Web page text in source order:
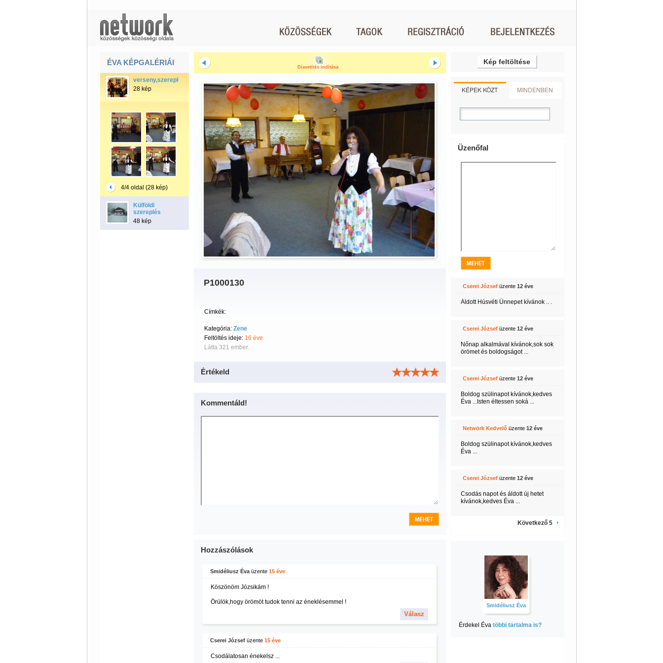
ÉVA KÉPGALÉRIÁI
verseny,szereplés,lemezborító
28 kép
4/4 oldal (28 kép)
Külföldi
szereplés
48 kép
Diavetítés indítása
P1000130
Címkék:
Kategória: Zene
Feltöltés ideje: 16 éve
Látta 321 ember.
Értékeld
Kommentáld!
Hozzászólások
Smidéliusz Évaüzente 15 éve
Köszönöm Józsikám !
Örülök,hogy örömöt tudok tenni az éneklésemmel !
Válasz
Cserei Józsefüzente 15 éve
Csodálatosan énekelsz ...
Kép feltöltése
KÉPEK KÖZT MINDENBEN
Üzenőfal
Cserei Józsefüzente 12 éve
Áldott Húsvéti Ünnepet kívánok .. .
Cserei Józsefüzente 12 éve
Nőnap alkalmával kívánok,sok sok
örömet és boldogságot ...
Cserei Józsefüzente 12 éve
Boldog szülinapot kívánok,kedves
Éva ...Isten éltessen soká ...
Netwörk Kedvelőüzente 12 éve
Boldog szülinapot kívánok,kedves
Éva ...
Cserei Józsefüzente 12 éve
Csodás napot és áldott új hetet
kívánok,kedves Éva ...
Következő 5
Smidéliusz Éva
Érdekel Éva többi tartalma is?